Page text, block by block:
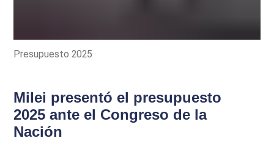
Presupuesto 2025
Milei presentó el presupuesto
2025 ante el Congreso de la
Nación